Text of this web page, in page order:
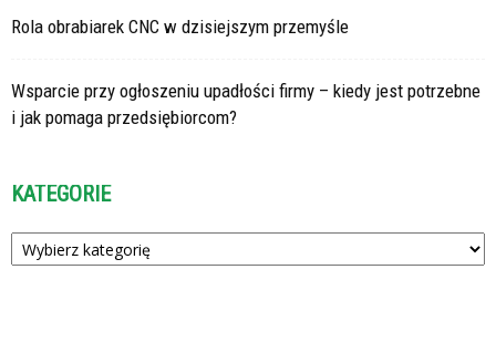
Rola obrabiarek CNC w dzisiejszym przemyśle
Wsparcie przy ogłoszeniu upadłości firmy – kiedy jest potrzebne
i jak pomaga przedsiębiorcom?
KATEGORIE
Kategorie